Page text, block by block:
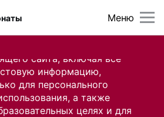
сайта, включая все
информацию,
для персонального
а также
целях и для
Меню